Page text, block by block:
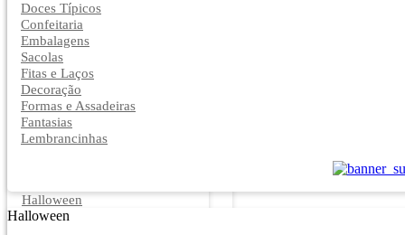
Doces Típicos
Confeitaria
Embalagens
Sacolas
Fitas e Laços
Decoração
Formas e Assadeiras
Fantasias
Lembrancinhas
Halloween
Halloween